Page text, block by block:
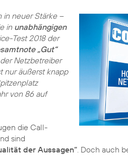
neuer Stärke –
in unabhängigen
Test 2018 der
„Gut“
Netzbetreiber
nur äußerst knapp
von 86 auf
die Call-
sind
der Aussagen“. Doch auch